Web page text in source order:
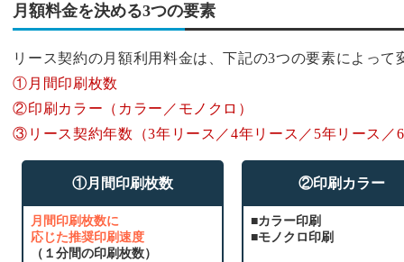
月額料金を決める3つの要素
リース契約の月額利用料金は、下記の3つの要素によって
①月間印刷枚数
②印刷カラー（カラー／モノクロ）
③リース契約年数（3年リース／4年リース／5年リース／
①月間印刷枚数
月間印刷枚数に
応じた推奨印刷速度
（１分間の印刷枚数）
②印刷カラー
■カラー印刷
■モノクロ印刷